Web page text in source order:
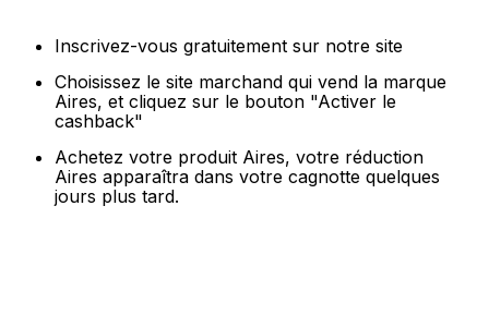
Inscrivez-vous gratuitement sur notre site
Choisissez le site marchand qui vend la marque
Aires, et cliquez sur le bouton "Activer le
cashback"
Achetez votre produit Aires, votre réduction
Aires apparaîtra dans votre cagnotte quelques
jours plus tard.